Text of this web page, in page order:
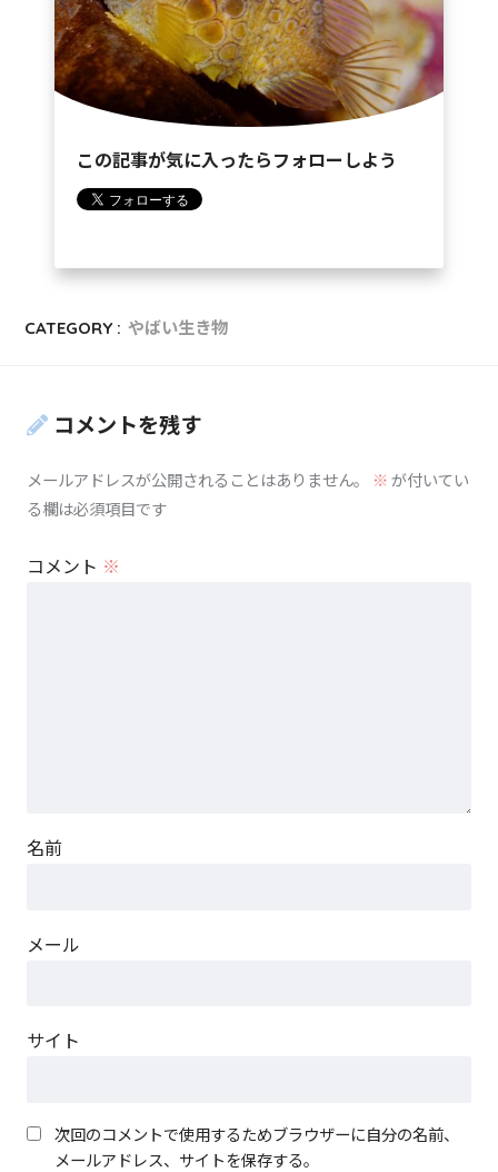
この記事が気に入ったらフォローしよう
CATEGORY : やばい生き物
コメントを残す
メールアドレスが公開されることはありません。 ※が付いてい
る欄は必須項目です
コメント ※
名前
メール
サイト
次回のコメントで使用するためブラウザーに自分の名前、
メールアドレス、サイトを保存する。